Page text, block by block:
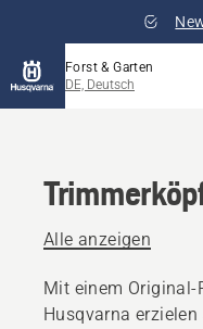
Forst & Garten
DE, Deutsch
Alle anzeigen
Mit einem Original-
Husqvarna